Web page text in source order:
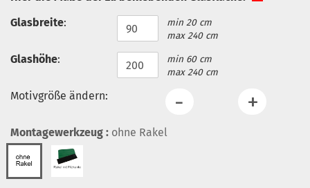
Glasbreite:
min 20 cm
max 240 cm
Glashöhe:
min 60 cm
max 240 cm
Motivgröße ändern:
Montagewerkzeug : ohne Rakel